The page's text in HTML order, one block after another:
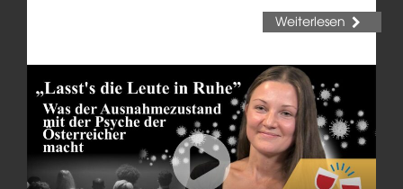
Weiterlesen